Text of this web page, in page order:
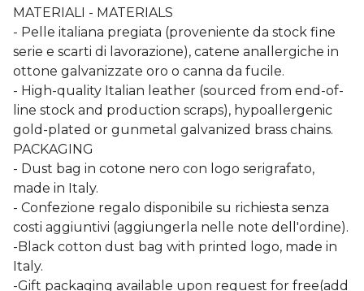
MATERIALI - MATERIALS
- Pelle italiana pregiata (proveniente da stock fine
serie e scarti di lavorazione), catene anallergiche in
ottone galvanizzate oro o canna da fucile.
- High-quality Italian leather (sourced from end-of-
line stock and production scraps), hypoallergenic
gold-plated or gunmetal galvanized brass chains.
PACKAGING
- Dust bag in cotone nero con logo serigrafato,
made in Italy.
- Confezione regalo disponibile su richiesta senza
costi aggiuntivi (aggiungerla nelle note dell'ordine).
-Black cotton dust bag with printed logo, made in
Italy.
-Gift packaging available upon request for free(add